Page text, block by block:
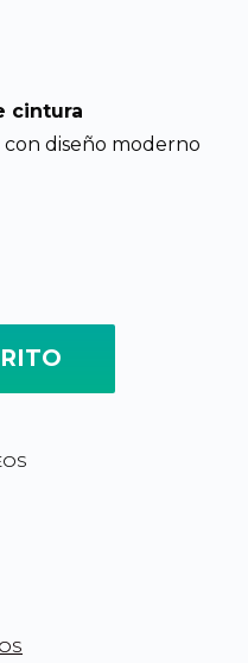
cintura
diseño moderno